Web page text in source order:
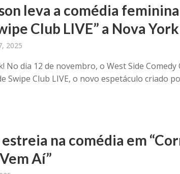
leva a comédia
Club LIVE” a Nova York
2025
No dia 12 de novembro, o West Side Comedy
Swipe Club LIVE, o novo espetáculo criado
na comédia em
Aí”